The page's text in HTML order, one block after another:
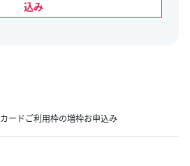
込み
カードご利用枠の増枠お申込み